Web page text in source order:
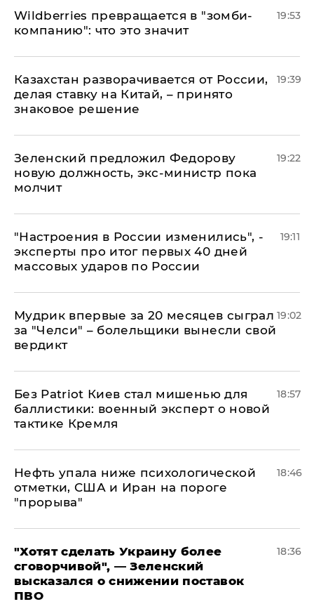
Wildberries превращается в "зомби-
компанию": что это значит
19:53
Казахстан разворачивается от России,
делая ставку на Китай, – принято
знаковое решение
19:39
Зеленский предложил Федорову
новую должность, экс-министр пока
молчит
19:22
"Настроения в России изменились", -
эксперты про итог первых 40 дней
массовых ударов по России
19:11
Мудрик впервые за 20 месяцев сыграл
за "Челси" – болельщики вынесли свой
вердикт
19:02
​Без Patriot Киев стал мишенью для
баллистики: военный эксперт о новой
тактике Кремля
18:57
Нефть упала ниже психологической
отметки, США и Иран на пороге
"прорыва"
18:46
​"Хотят сделать Украину более
сговорчивой", — Зеленский
высказался о снижении поставок
ПВО
18:36